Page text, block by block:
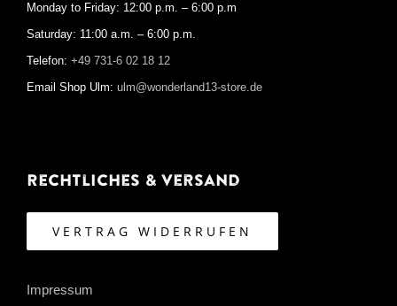
Monday to Friday: 12:00 p.m. – 6:00 p.m
Saturday: 11:00 a.m. – 6:00 p.m.
Telefon: +49 731-6 02 18 12
Email Shop Ulm: ulm@wonderland13-store.de
Rechtliches & Versand
VERTRAG WIDERRUFEN
Impressum